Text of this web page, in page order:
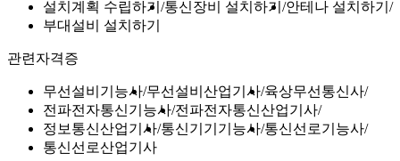
설치계획 수립하기 통신장비 설치하기
안테나 설치하기
부대설비 설치하기
관련자격증
무선설비기능사 무선설비산업기사 육상무선통신사
전파전자통신기능사 전파전자통신산업기사
정보통신산업기사 통신기기기능사 통신선로기능사
통신선로산업기사